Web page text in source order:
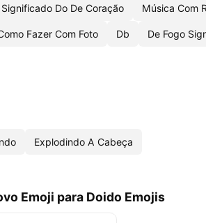
Significado Do De Coração Música Com
Fazer Com Foto Db De Fogo
Explodindo A Cabeça
Emoji para Doido Emojis